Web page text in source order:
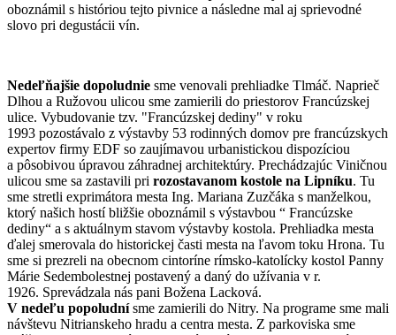
oboznámil s históriou tejto pivnice a následne mal aj sprievodné
slovo pri degustácii vín.
Nedeľňajšie dopoludnie sme venovali prehliadke Tlmáč. Naprieč
Dlhou a Ružovou ulicou sme zamierili do priestorov Francúzskej
ulice. Vybudovanie tzv. "Francúzskej dediny" v roku
1993 pozostávalo z výstavby 53 rodinných domov pre francúzskych
expertov firmy EDF so zaujímavou urbanistickou dispozíciou
a pôsobivou úpravou záhradnej architektúry. Prechádzajúc Viničnou
ulicou sme sa zastavili pri rozostavanom kostole na Lipníku. Tu
sme stretli exprimátora mesta Ing. Mariana Zuzčáka s manželkou,
ktorý našich hostí bližšie oboznámil s výstavbou “ Francúzske
dediny“ a s aktuálnym stavom výstavby kostola. Prehliadka mesta
ďalej smerovala do historickej časti mesta na ľavom toku Hrona. Tu
sme si prezreli na obecnom cintoríne rímsko-katolícky kostol Panny
Márie Sedembolestnej postavený a daný do užívania v r.
1926. Sprevádzala nás pani Božena Lacková.
V nedeľu popoludnísme zamierili do Nitry. Na programe sme mali
návštevu Nitrianskeho hradu a centra mesta. Z parkoviska sme